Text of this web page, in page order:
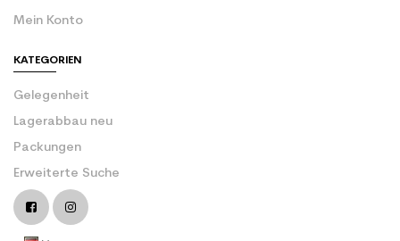
Mein Konto
KATEGORIEN
Gelegenheit
Lagerabbau neu
Packungen
Erweiterte Suche